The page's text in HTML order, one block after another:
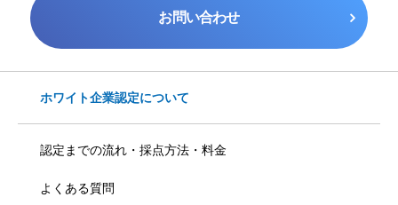
お問い合わせ
ホワイト企業認定について
認定までの流れ・採点方法・料金
よくある質問